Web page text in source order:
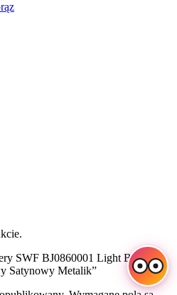
SWF BJ0860001 Light Brown
Satynowy Metalik”